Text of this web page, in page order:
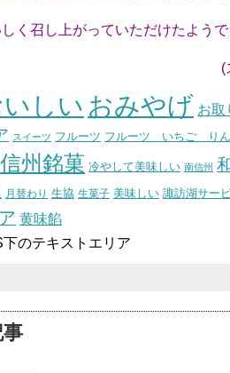
召し上がっていただけたようで
タッフ
しい おみやげ お取
スイーツ フルーツ フルーツ いちご り
信州銘菓 冷やして美味しい 南信州
月替わり 生協 生菓子 美味しい 諏訪湖サー
黄味餡
のテキストエリア
事